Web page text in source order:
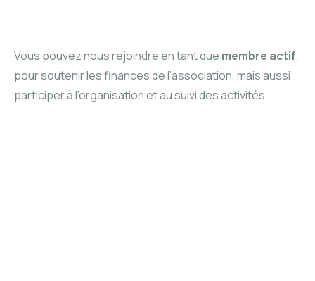
Vous pouvez nous rejoindre en tant que membre actif,
pour soutenir les finances de l’association, mais aussi
participer à l’organisation et au suivi des activités.